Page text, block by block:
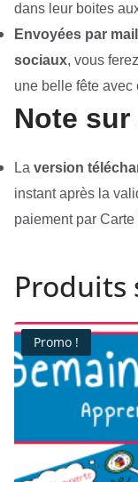
dans leur boites
Envoyées par
sociaux, vous
une belle fête avec
Note
La version
instant après la
paiement par
Produits
Promo !